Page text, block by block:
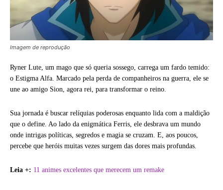
Imagem de reprodução
Ryner Lute, um mago que só queria sossego, carrega um fardo temido:
o Estigma Alfa. Marcado pela perda de companheiros na guerra, ele se
une ao amigo Sion, agora rei, para transformar o reino.
Sua jornada é buscar relíquias poderosas enquanto lida com a maldição
que o define. Ao lado da enigmática Ferris, ele desbrava um mundo
onde intrigas políticas, segredos e magia se cruzam. E, aos poucos,
percebe que heróis muitas vezes surgem das dores mais profundas.
Leia +: 11 animes excelentes que merecem um remake